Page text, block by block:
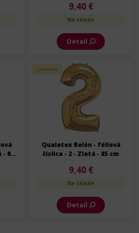
9,40 €
Na sklade
Detail
- 85
Skladom
Qualatex Balón - fóliová
číslica - 2 - Zlatá - 85 cm
9,40 €
Na sklade
Detail